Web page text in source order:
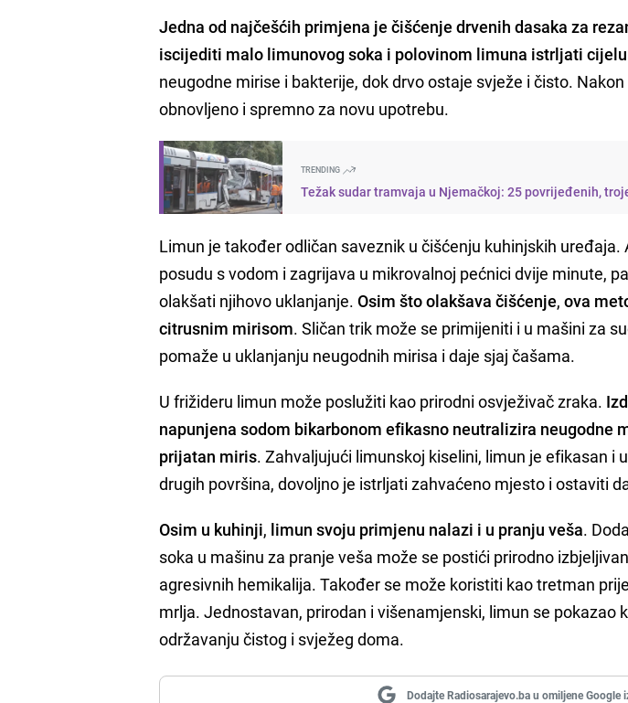
Jedna od najčešćih primjena je čišćenje drvenih dasaka za
iscijediti malo limunovog soka i polovinom limuna istrljati
neugodne mirise i bakterije, dok drvo ostaje svježe i čisto.
obnovljeno i spremno za novu upotrebu.
TRENDING
Težak sudar tramvaja u Njemačkoj: 25 povrijeđenih,
Limun je također odličan saveznik u čišćenju kuhinjskih
posudu s vodom i zagrijava u mikrovalnoj pećnici dvije minute,
olakšati njihovo uklanjanje.Osim što olakšava čišćenje,ova
citrusnim mirisom. Sličan trik može se primijeniti i u mašini za
pomaže u uklanjanju neugodnih mirisa i daje sjaj čašama.
U frižideru limun može poslužiti kao prirodni osvježivač zraka.
napunjena sodom bikarbonom efikasno neutralizira neugodne
prijatan miris. Zahvaljujući limunskoj kiselini, limun je efikasan i
drugih površina, dovoljno je istrljati zahvaćeno mjesto i ostaviti
Osim u kuhinji, limun svoju primjenu nalazi i u pranju veša.
soka u mašinu za pranje veša može se postići prirodno
agresivnih hemikalija. Također se može koristiti kao tretman
mrlja. Jednostavan, prirodan i višenamjenski, limun se pokazao
održavanju čistog i svježeg doma.
Dodajte Radiosarajevo.ba u omiljene Google